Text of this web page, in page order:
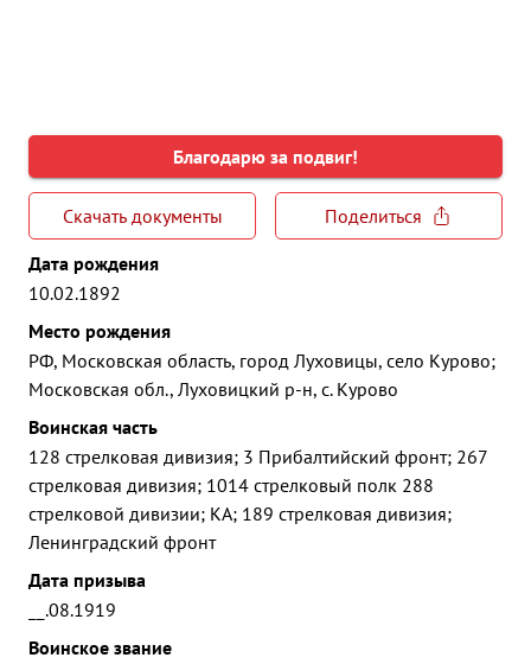
Благодарю за подвиг!
Скачать документы
Поделиться
Дата рождения
10.02.1892
Место рождения
РФ, Московская область, город Луховицы, село Курово;
Московская обл., Луховицкий р-н, с. Курово
Воинская часть
128 стрелковая дивизия; 3 Прибалтийский фронт; 267
стрелковая дивизия; 1014 стрелковый полк 288
стрелковой дивизии; КА; 189 стрелковая дивизия;
Ленинградский фронт
Дата призыва
__.08.1919
Воинское звание